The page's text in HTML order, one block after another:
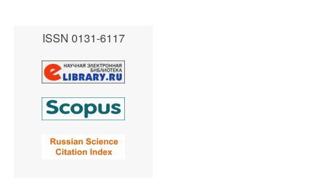
ISSN 0131-6117